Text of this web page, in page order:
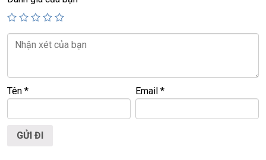
LAPTOP TRIỀU PHÁT – UY TÍN – CHẤT LƯỢNG – GIÁ RẺ.
ĐT: 0939.008.008 –
ĐC: 60/26 Đồng Đen, p.14, Tân Bình
hãng check! >>>
Tên * Email*